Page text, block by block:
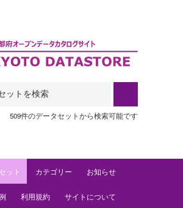
509件のデータセットから検索可能です
ット カテゴリー お知らせ
利用規約 サイトについて